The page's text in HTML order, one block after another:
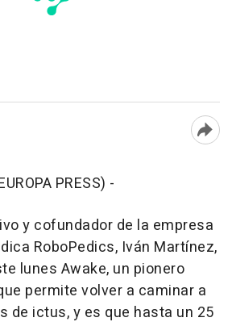
PRESS) -
y cofundador de la empresa
RoboPedics, Iván Martínez,
lunes Awake, un pionero
permite volver a caminar a
de ictus, y es que hasta un 25